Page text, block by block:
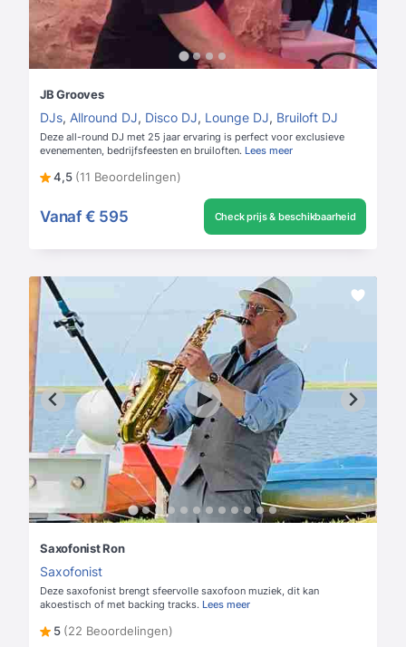
JB Grooves
DJs, Allround DJ, Disco DJ, Lounge DJ, Bruiloft DJ
Deze all-round DJ met 25 jaar ervaring is perfect voor exclusieve
evenementen, bedrijfsfeesten en bruiloften. Lees meer
4,5 (11 Beoordelingen)
Vanaf € 595 Check prijs & beschikbaarheid
Saxofonist Ron
Saxofonist
Deze saxofonist brengt sfeervolle saxofoon muziek, dit kan
akoestisch of met backing tracks. Lees meer
5 (22 Beoordelingen)